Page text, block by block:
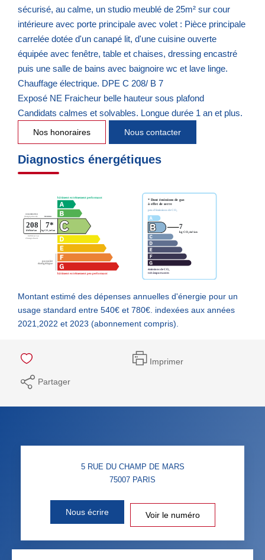
sécurisé, au calme, un studio meublé de 25m² sur cour
intérieure avec porte principale avec volet : Pièce principale
carrelée dotée d'un canapé lit, d'une cuisine ouverte
équipée avec fenêtre, table et chaises, dressing encastré
puis une salle de bains avec baignoire wc et lave linge.
Chauffage électrique. DPE C 208/ B 7
Exposé NE Fraicheur belle hauteur sous plafond
Candidats calmes et solvables. Longue durée 1 an et plus.
Nos honoraires Nous contacter
Diagnostics énergétiques
Montant estimé des dépenses annuelles d'énergie pour un
usage standard entre 540€ et 780€. indexées aux années
2021,2022 et 2023 (abonnement compris).
Imprimer
Partager
5 RUE DU CHAMP DE MARS
75007 PARIS
Nous écrire Voir le numéro